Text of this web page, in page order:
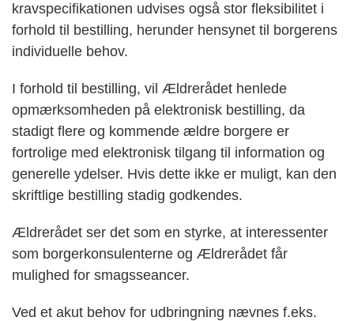
kravspecifikationen udvises også stor fleksibilitet i
forhold til bestilling, herunder hensynet til borgerens
individuelle behov.
I forhold til bestilling, vil Ældrerådet henlede
opmærksomheden på elektronisk bestilling, da
stadigt flere og kommende ældre borgere er
fortrolige med elektronisk tilgang til information og
generelle ydelser. Hvis dette ikke er muligt, kan den
skriftlige bestilling stadig godkendes.
Ældrerådet ser det som en styrke, at interessenter
som borgerkonsulenterne og Ældrerådet får
mulighed for smagsseancer.
Ved et akut behov for udbringning nævnes f.eks.